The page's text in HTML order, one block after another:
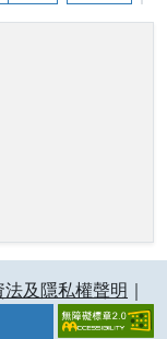
法及隱私權聲明